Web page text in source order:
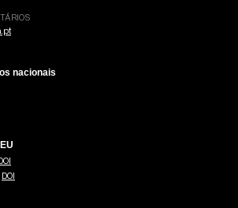
nacionais
DOI